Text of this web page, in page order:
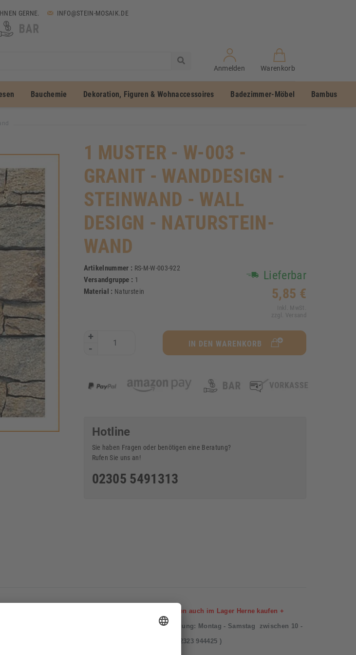
GERNE. INFO@STEIN-MOSAIK.DE
Anmelden Warenkorb
Bauchemie Dekoration, Figuren & Wohnaccessoires Badezimmer-Möbel Bambus
1 MUSTER - W-003 -
GRANIT - WANDDESIGN -
STEINWAND - WALL
DESIGN - NATURSTEIN-
WAND
Artikelnummer : RS-M-W-003-922
Versandgruppe : 1
Material : Naturstein
Lieferbar
5,85 €
Inkl. MwSt.
zzgl. Versand
+
-
IN DEN WARENKORB
Hotline
Sie haben Fragen oder benötigen eine Beratung?
Rufen Sie uns an!
02305 5491313
Sie können die Verblender und Mosaikfliesen auch im Lager Herne kaufen +
( Verkauf, Abholung und Besichtigung: Montag - Samstag zwischen 10 -
Gewerkenstr. 11, 44628 Herne, Tel. 02323 944425 )